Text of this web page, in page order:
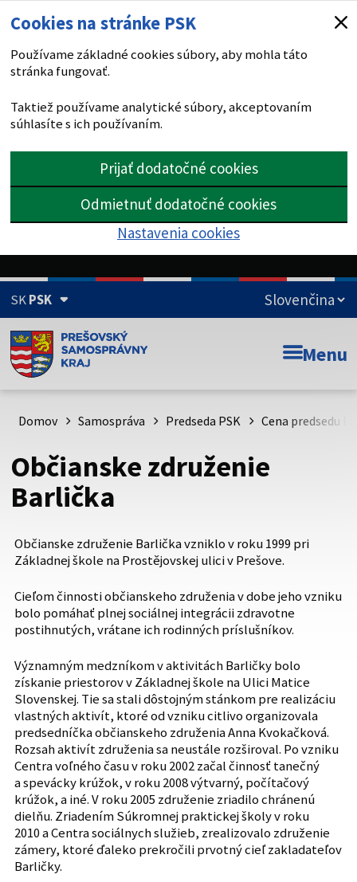
Cookies na stránke PSK
Používame základné cookies súbory, aby mohla táto
stránka fungovať.
Taktiež používame analytické súbory, akceptovaním
súhlasíte s ich používaním.
Prijať dodatočné cookies
Odmietnuť dodatočné cookies
Nastavenia cookies
SKPSK
Doména psk.sk je oficiálna
Toto je oficiálna webová stránka Prešovského
psk.sk.
Táto stránka je zabezpečená
Buďte pozorní a vždy sa uistite, že zdieľate informácie iba
cez zabezpečenú webovú stránku. Zabezpečená stránka
Menu
Domov Samospráva Predseda PSK Cena predsedu
Občianske združenie
Barlička
Občianske združenie Barlička vzniklo v roku 1999 pri
Základnej škole na Prostějovskej ulici v Prešove.
Cieľom činnosti občianskeho združenia v dobe jeho vzniku
bolo pomáhať plnej sociálnej integrácii zdravotne
postihnutých, vrátane ich rodinných príslušníkov.
Významným medzníkom v aktivitách Barličky bolo
získanie priestorov v Základnej škole na Ulici Matice
Slovenskej. Tie sa stali dôstojným stánkom pre realizáciu
vlastných aktivít, ktoré od vzniku citlivo organizovala
predsedníčka občianskeho združenia Anna Kvokačková.
Rozsah aktivít združenia sa neustále rozširoval. Po vzniku
Centra voľného času v roku 2002 začal činnosť tanečný
a spevácky krúžok, v roku 2008 výtvarný, počítačový
krúžok, a iné. V roku 2005 združenie zriadilo chránenú
dielňu. Zriadením Súkromnej praktickej školy v roku
2010 a Centra sociálnych služieb, zrealizovalo združenie
zámery, ktoré ďaleko prekročili prvotný cieľ zakladateľov
Barličky.